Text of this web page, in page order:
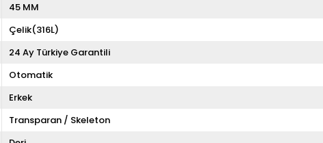
45 MM
Çelik(316L)
24 Ay Türkiye Garantili
Otomatik
Erkek
Transparan / Skeleton